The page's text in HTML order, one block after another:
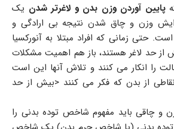
پایین آوردن وزن بدن و لاغرتر شدن یک
وزن و چاق شدن نتیجه بی ارادگی و
حتی زمانی که افراد مبتلا به آنورکسیا
از حد لاغر هستند، باز هم اهمیت مشکلات
را انکار می کنند و تلاش آنها این است
از بدن که فکر می کنند <بیش از حد
و چاقی باید مفهوم شاخص توده بدنی را